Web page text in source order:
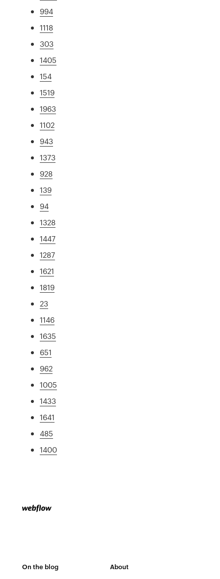
994
1118
303
1405
154
1519
1963
1102
943
1373
928
139
94
1328
1447
1287
1621
1819
23
1146
1635
651
962
1005
1433
1641
485
1400
On the blog About